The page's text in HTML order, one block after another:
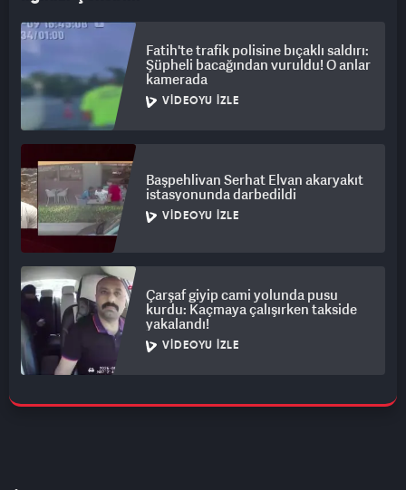
Fatih'te trafik polisine bıçaklı saldırı:
Şüpheli bacağından vuruldu! O anlar
kamerada
VIDEOYU İZLE
Başpehlivan Serhat Elvan akaryakıt
istasyonunda darbedildi
VIDEOYU İZLE
Çarşaf giyip cami yolunda pusu
kurdu: Kaçmaya çalışırken takside
yakalandı!
VIDEOYU İZLE